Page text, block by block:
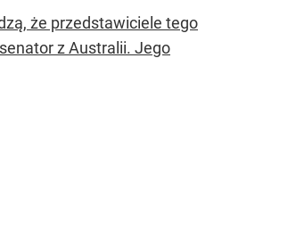
że przedstawiciele tego
z Australii. Jego